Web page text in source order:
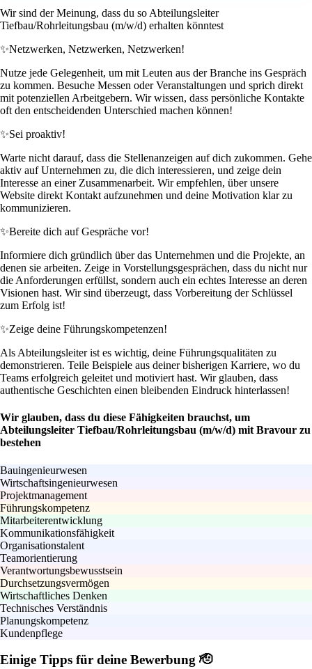
Wir sind der Meinung, dass du so Abteilungsleiter
Tiefbau/Rohrleitungsbau (m/w/d) erhalten könntest
✨Netzwerken, Netzwerken, Netzwerken!
Nutze jede Gelegenheit, um mit Leuten aus der Branche ins Gespräch
zu kommen. Besuche Messen oder Veranstaltungen und sprich direkt
mit potenziellen Arbeitgebern. Wir wissen, dass persönliche Kontakte
oft den entscheidenden Unterschied machen können!
✨Sei proaktiv!
Warte nicht darauf, dass die Stellenanzeigen auf dich zukommen. Gehe
aktiv auf Unternehmen zu, die dich interessieren, und zeige dein
Interesse an einer Zusammenarbeit. Wir empfehlen, über unsere
Website direkt Kontakt aufzunehmen und deine Motivation klar zu
kommunizieren.
✨Bereite dich auf Gespräche vor!
Informiere dich gründlich über das Unternehmen und die Projekte, an
denen sie arbeiten. Zeige in Vorstellungsgesprächen, dass du nicht nur
die Anforderungen erfüllst, sondern auch ein echtes Interesse an deren
Visionen hast. Wir sind überzeugt, dass Vorbereitung der Schlüssel
zum Erfolg ist!
✨Zeige deine Führungskompetenzen!
Als Abteilungsleiter ist es wichtig, deine Führungsqualitäten zu
demonstrieren. Teile Beispiele aus deiner bisherigen Karriere, wo du
Teams erfolgreich geleitet und motiviert hast. Wir glauben, dass
authentische Geschichten einen bleibenden Eindruck hinterlassen!
Wir glauben, dass du diese Fähigkeiten brauchst, um
Abteilungsleiter Tiefbau/Rohrleitungsbau (m/w/d) mit Bravour zu
bestehen
Bauingenieurwesen
Wirtschaftsingenieurwesen
Projektmanagement
Führungskompetenz
Mitarbeiterentwicklung
Kommunikationsfähigkeit
Organisationstalent
Teamorientierung
Verantwortungsbewusstsein
Durchsetzungsvermögen
Wirtschaftliches Denken
Technisches Verständnis
Planungskompetenz
Kundenpflege
Einige Tipps für deine Bewerbung 🫡